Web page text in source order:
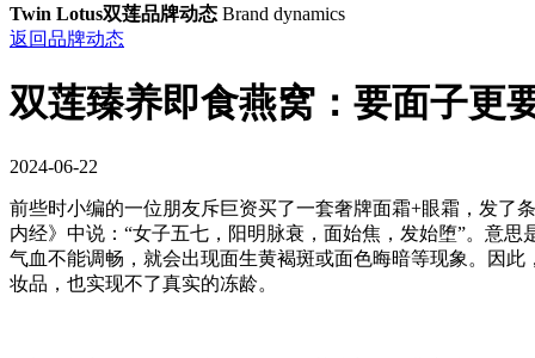
Twin Lotus双莲品牌动态 Brand dynamics
返回品牌动态
双莲臻养即食燕窝：要面子更
2024-06-22
前些时小编的一位朋友斥巨资买了一套奢牌面霜+眼霜，发了
内经》中说：“女子五七，阳明脉衰，面始焦，发始堕”。意
气血不能调畅，就会出现面生黄褐斑或面色晦暗等现象。因
妆品，也实现不了真实的冻龄。